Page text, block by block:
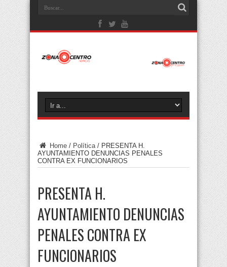
Home / Política / PRESENTA H.
AYUNTAMIENTO DENUNCIAS PENALES
CONTRA EX FUNCIONARIOS
PRESENTA H.
AYUNTAMIENTO DENUNCIAS
PENALES CONTRA EX
FUNCIONARIOS